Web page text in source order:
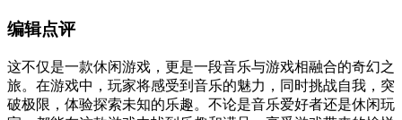
编辑点评
这不仅是一款休闲游戏，更是一段音乐与游戏相融合的奇幻之
旅。在游戏中，玩家将感受到音乐的魅力，同时挑战自我，突
破极限，体验探索未知的乐趣。不论是音乐爱好者还是休闲玩